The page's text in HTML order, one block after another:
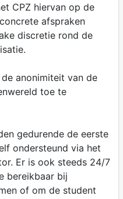
CPZ hiervan op de
afspraken
discretie rond de
anonimiteit van de
toe te
gedurende de eerste
ondersteund via het
Er is ook steeds 24/7
bereikbaar bij
of om de student